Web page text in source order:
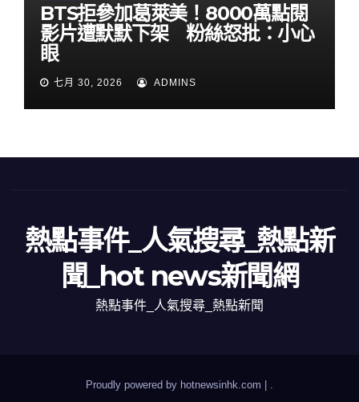
BTS拒參加葛萊美！8000萬點閱
影片遭默默下架 粉絲怒批：小心
眼
七月 30, 2026 ADMINS
熱點事件_人氣搜尋_熱點新
聞_hot news新聞網
熱點事件_人氣搜尋_熱點新聞
Proudly powered by hotnewsinhk.com |